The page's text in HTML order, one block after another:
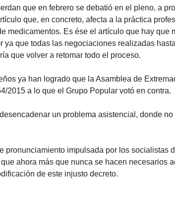
que en febrero se debatió en el pleno, a
que, en concreto, afecta a la práctica
medicamentos. Es ése el artículo que hay que
ya que todas las negociaciones realizadas
que volver a retomar todo el proceso.
ya han logrado que la Asamblea de
2015 a lo que el Grupo Popular votó en contra.
un problema asistencial, donde
pronunciamiento impulsada por los socialistas
ahora más que nunca se hacen necesarios
de este injusto decreto.